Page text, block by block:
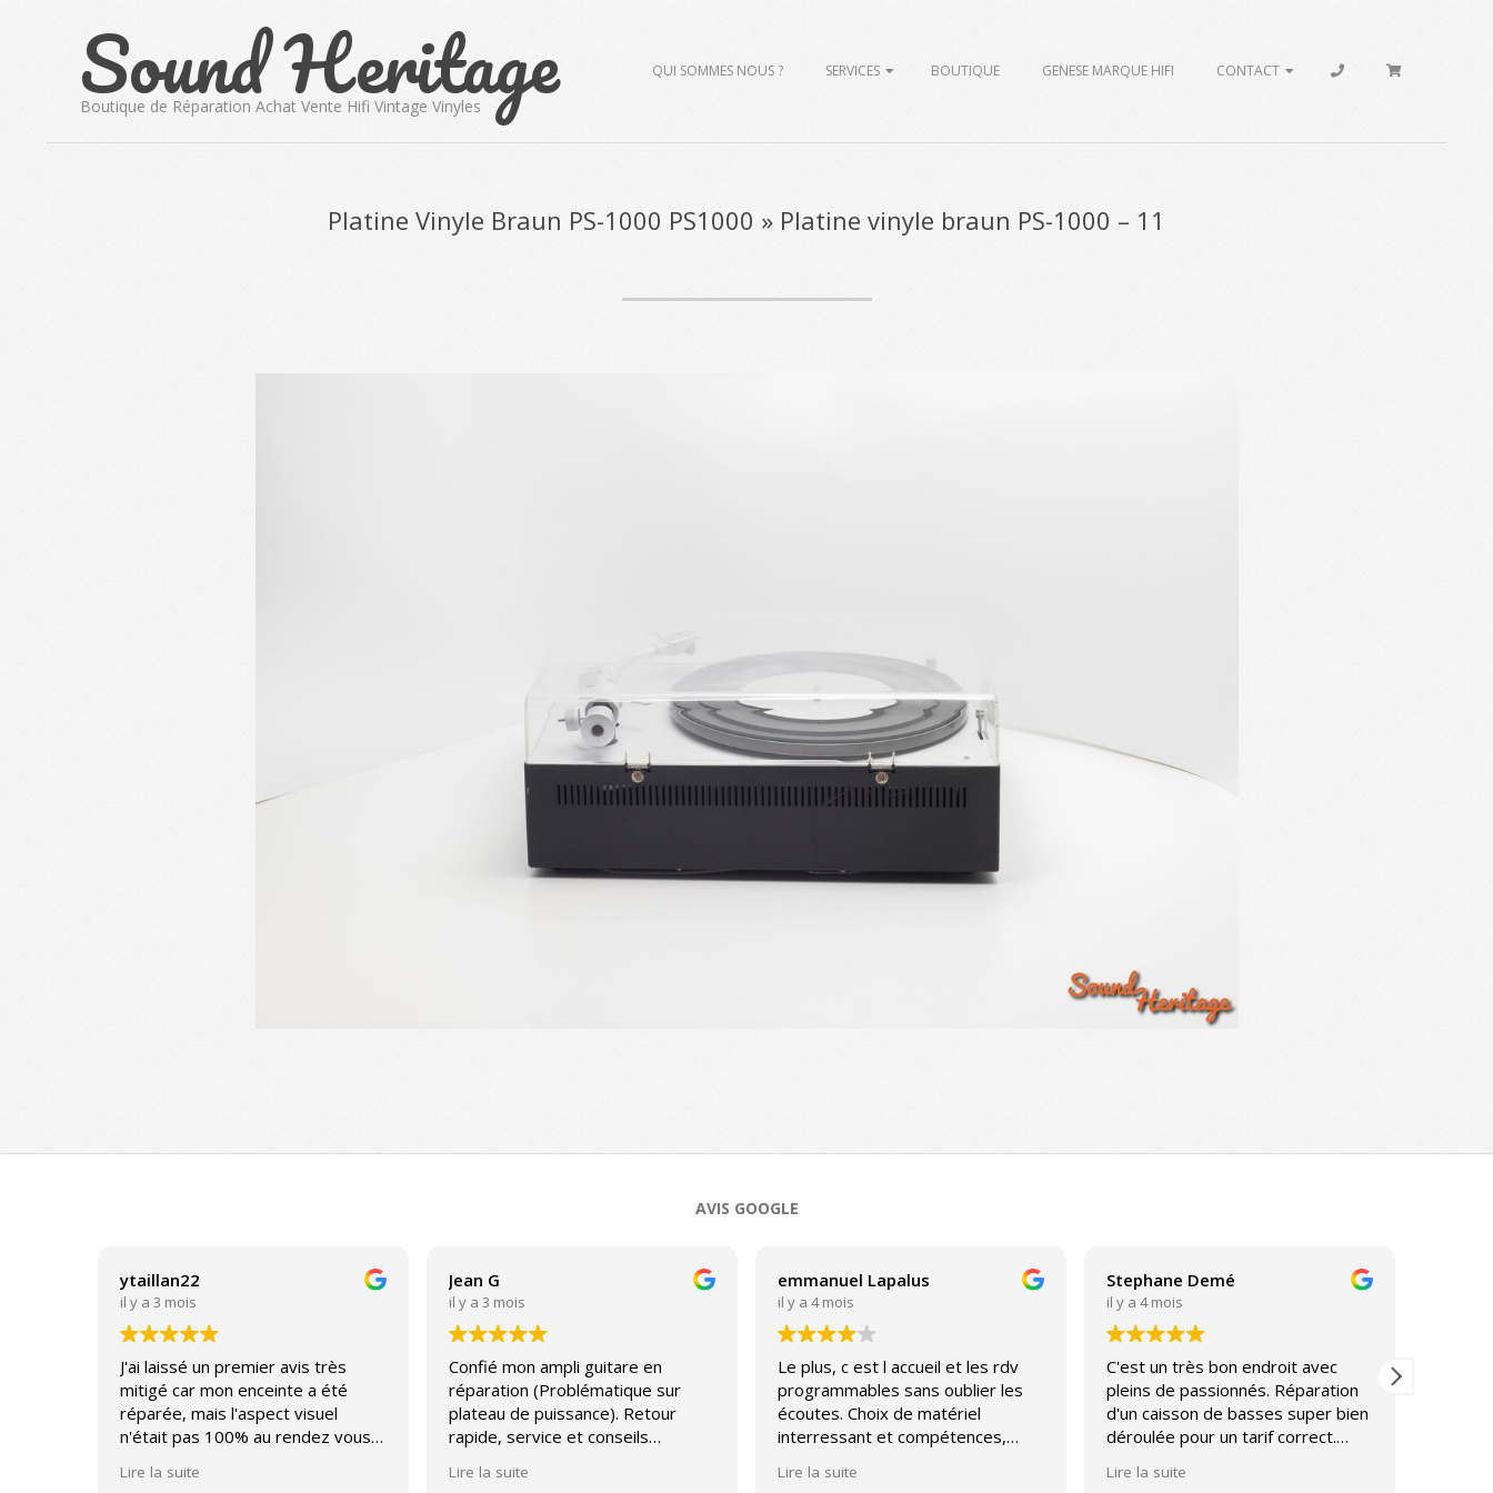
Sound Heritage
Boutique de Réparation Achat Vente Hifi Vintage Vinyles
PrimaryQUI SOMMES NOUS ? SERVICES BOUTIQUE GENESE MARQUE HIFI CONTACT
Platine Vinyle Braun PS-1000 PS1000 » Platine vinyle braun PS-1000 – 11
09-
AVIS GOOGLE
ytaillan22
il y a 3 mois
J'ai laissé un premier avis très
mitigé car mon enceinte a été
réparée, mais l'aspect visuel
n'était pas 100% au rendez vous
affleurant qui après réparation a
Lire la suite
Jean G
il y a 3 mois
Confié mon ampli guitare en
réparation (Problématique sur
plateau de puissance). Retour
rapide, service et conseils
Lire la suite
emmanuel Lapalus
il y a 4 mois
Le plus, c est l accueil et les rdv
programmables sans oublier les
écoutes. Choix de matériel
interressant et compétences,
bourses. Par contre, sav plutôt
Lire la suite
Stephane Demé
il y a 4 mois
C'est un très bon endroit avec
pleins de passionnés. Réparation
d'un caisson de basses super bien
déroulée pour un tarif correct.
Diatone magnifique avec un
Lire la suite